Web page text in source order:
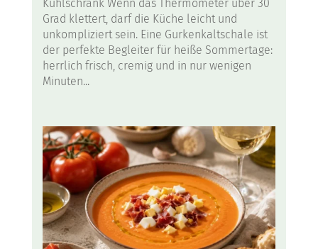
Kühlschrank Wenn das Thermometer über 30
Grad klettert, darf die Küche leicht und
unkompliziert sein. Eine Gurkenkaltschale ist
der perfekte Begleiter für heiße Sommertage:
herrlich frisch, cremig und in nur wenigen
Minuten...